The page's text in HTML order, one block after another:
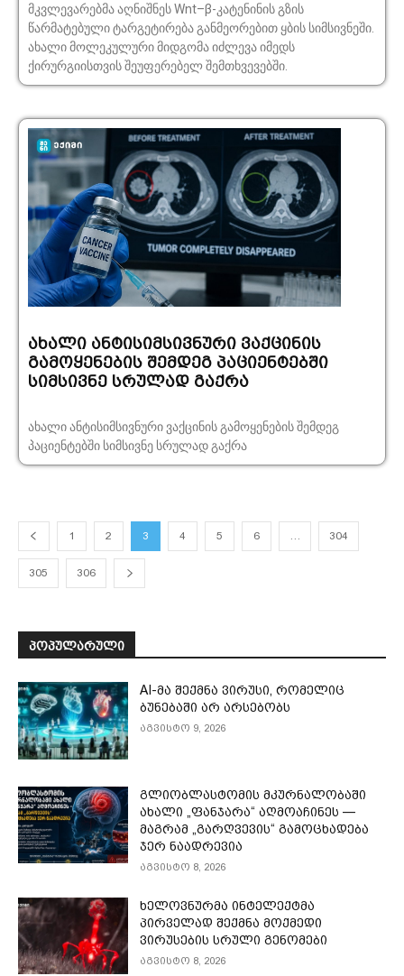
მკვლევარებმა აღნიშნეს Wnt–β-კატენინის გზის
წარმატებული ტარგეტირება განმეორებით ყბის სიმსივნეში.
ახალი მოლეკულური მიდგომა იძლევა იმედს
ქირურგიისთვის შეუფერებელ შემთხვევებში.
ახალი ანტისიმსივნური ვაქცინის
გამოყენების შემდეგ პაციენტებში
სიმსივნე სრულად გაქრა
ახალი ანტისიმსივნური ვაქცინის გამოყენების შემდეგ
პაციენტებში სიმსივნე სრულად გაქრა
1 2 3 4 5 6 … 304
305 306
ᲞᲝᲞᲣᲚᲐᲠᲣᲚᲘ
AI-მა შექმნა ვირუსი, რომელიც
ბუნებაში არ არსებობს
აგვისტო 9, 2026
გლიობლასტომის მკურნალობაში
ახალი „ფანჯარა“ აღმოაჩინეს —
მაგრამ „გარღვევის“ გამოცხადება
ჯერ ნაადრევია
აგვისტო 8, 2026
ხელოვნურმა ინტელექტმა
პირველად შექმნა მოქმედი
ვირუსების სრული გენომები
აგვისტო 8, 2026